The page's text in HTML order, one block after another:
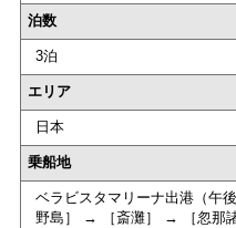
泊数
3泊
エリア
日本
乗船地
ベラビスタマリーナ出港（午
野島］ → ［斎灘］ → ［忽那